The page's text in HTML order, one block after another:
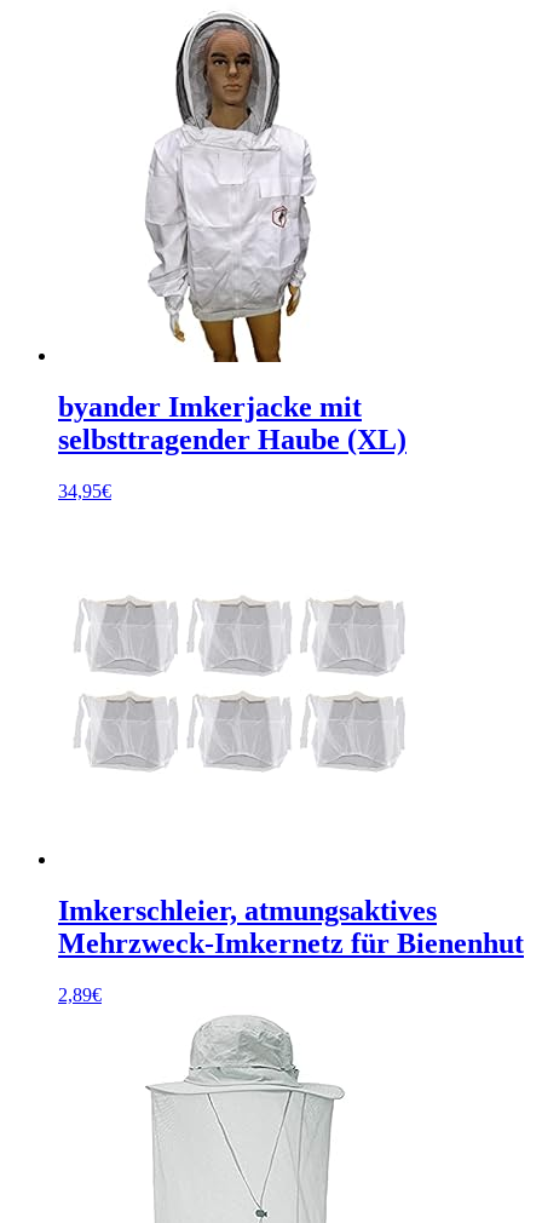
byander Imkerjacke mit
selbsttragender Haube (XL)
34,95€
Imkerschleier, atmungsaktives
Mehrzweck-Imkernetz für Bienenhut
2,89€